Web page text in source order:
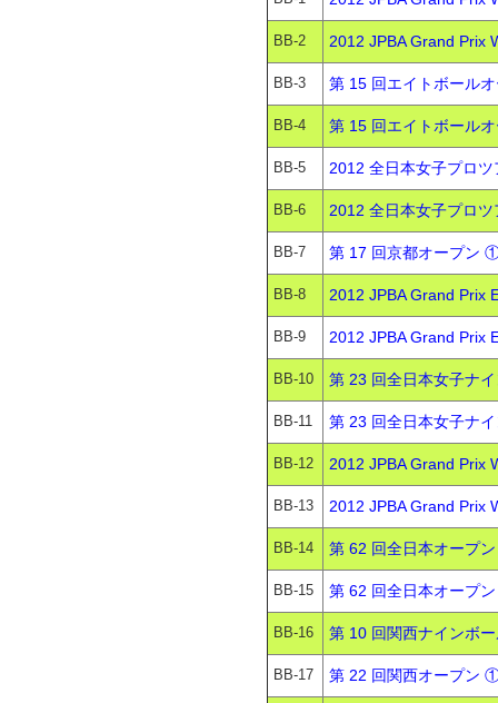
BB-2 2012 JPBA Grand Prix
BB-3 第 15 回エイトボール
BB-4 第 15 回エイトボール
BB-5 2012 全日本女子プロ
BB-6 2012 全日本女子プロ
BB-7 第 17 回京都オープン
BB-8 2012 JPBA Grand Prix
BB-9 2012 JPBA Grand Prix
BB-10 第 23 回全日本女子ナ
BB-11 第 23 回全日本女子ナ
BB-12 2012 JPBA Grand Prix
BB-13 2012 JPBA Grand Prix
BB-14 第 62 回全日本オープ
BB-15 第 62 回全日本オープ
BB-16 第 10 回関西ナインボ
BB-17 第 22 回関西オープン